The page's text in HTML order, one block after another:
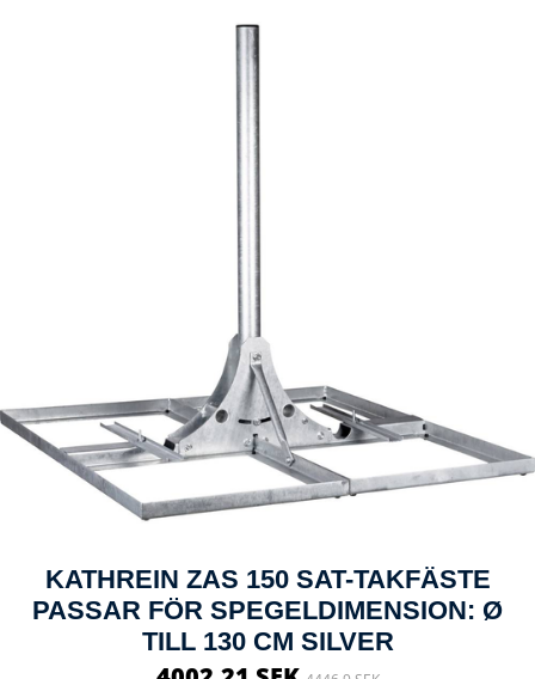
KATHREIN ZAS 150 SAT-TAKFÄSTE
PASSAR FÖR SPEGELDIMENSION: Ø
TILL 130 CM SILVER